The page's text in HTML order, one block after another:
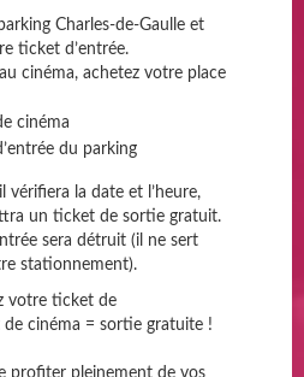
Charles-de-Gaulle et
ticket d’entrée.
cinéma, achetez votre place
cinéma
du parking
vérifiera la date et l’heure,
un ticket de sortie gratuit.
sera détruit (il ne sert
stationnement).
votre ticket de
cinéma = sortie gratuite !
profiter pleinement de vos